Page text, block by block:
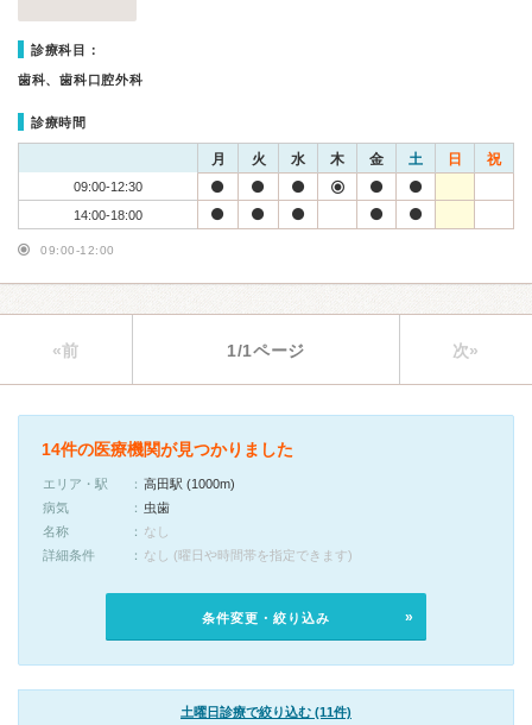
診療科目：
歯科、歯科口腔外科
診療時間
月 火 水 木 金 土 日 祝
09:00-12:30
14:00-18:00
09:00-12:00
«前 1/1ページ 次»
14件の医療機関が見つかりました
エリア・駅
高田駅 (1000m)
病気
虫歯
名称
なし
詳細条件
なし (曜日や時間帯を指定できます)
条件変更・絞り込み
土曜日診療で絞り込む (11件)